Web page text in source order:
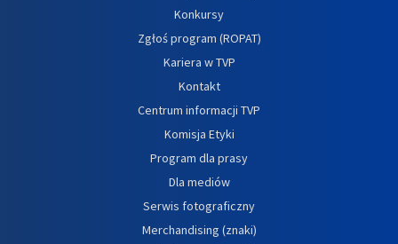
Konkursy
Zgłoś program (ROPAT)
Kariera w TVP
Kontakt
Centrum informacji TVP
Komisja Etyki
Program dla prasy
Dla mediów
Serwis fotograficzny
Merchandising (znaki)